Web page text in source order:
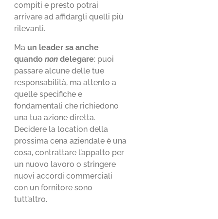
compiti e presto potrai
arrivare ad affidargli quelli più
rilevanti.
Ma un leader sa anche
quandonon delegare: puoi
passare alcune delle tue
responsabilità, ma attento a
quelle specifiche e
fondamentali che richiedono
una tua azione diretta.
Decidere la location della
prossima cena aziendale è una
cosa, contrattare l’appalto per
un nuovo lavoro o stringere
nuovi accordi commerciali
con un fornitore sono
tutt’altro.